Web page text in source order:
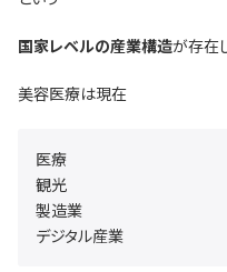
国家レベルの産業構造が存在
美容医療は現在
医療
観光
製造業
デジタル産業